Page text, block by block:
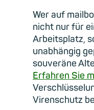
Wer auf
nicht nur für
Arbeitsplatz,
unabhängig
souveräne
Erfahren Sie
Virenschutz